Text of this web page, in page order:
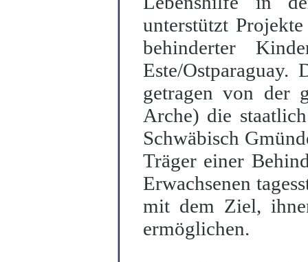
unterstützt
behinderter
Este/
getragen von der
Arche) die
Schwäbisch
Träger einer
Erwachsenen
mit dem Ziel,
ermöglichen.